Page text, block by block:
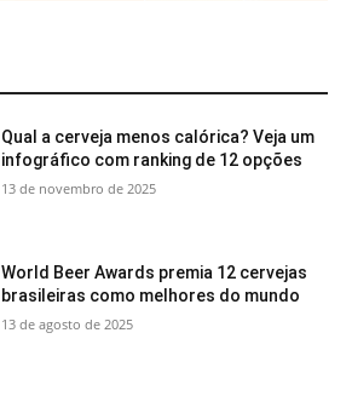
Qual a cerveja menos calórica? Veja um
infográfico com ranking de 12 opções
13 de novembro de 2025
World Beer Awards premia 12 cervejas
brasileiras como melhores do mundo
13 de agosto de 2025